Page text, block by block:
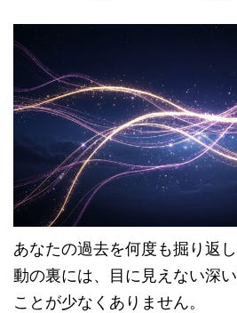
あなたの過去を何度も掘り返
動の裏には、目に見えない深
ことが少なくありません。